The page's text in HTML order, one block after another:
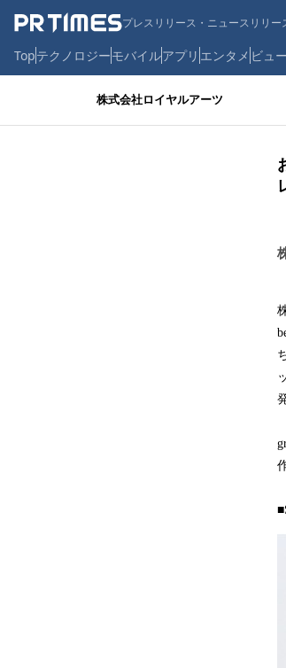
プレスリリース・ニュースリリー
Topテクノロジーモバイルアプリ エンタメ ビュ
株式会社ロイヤルアーツ